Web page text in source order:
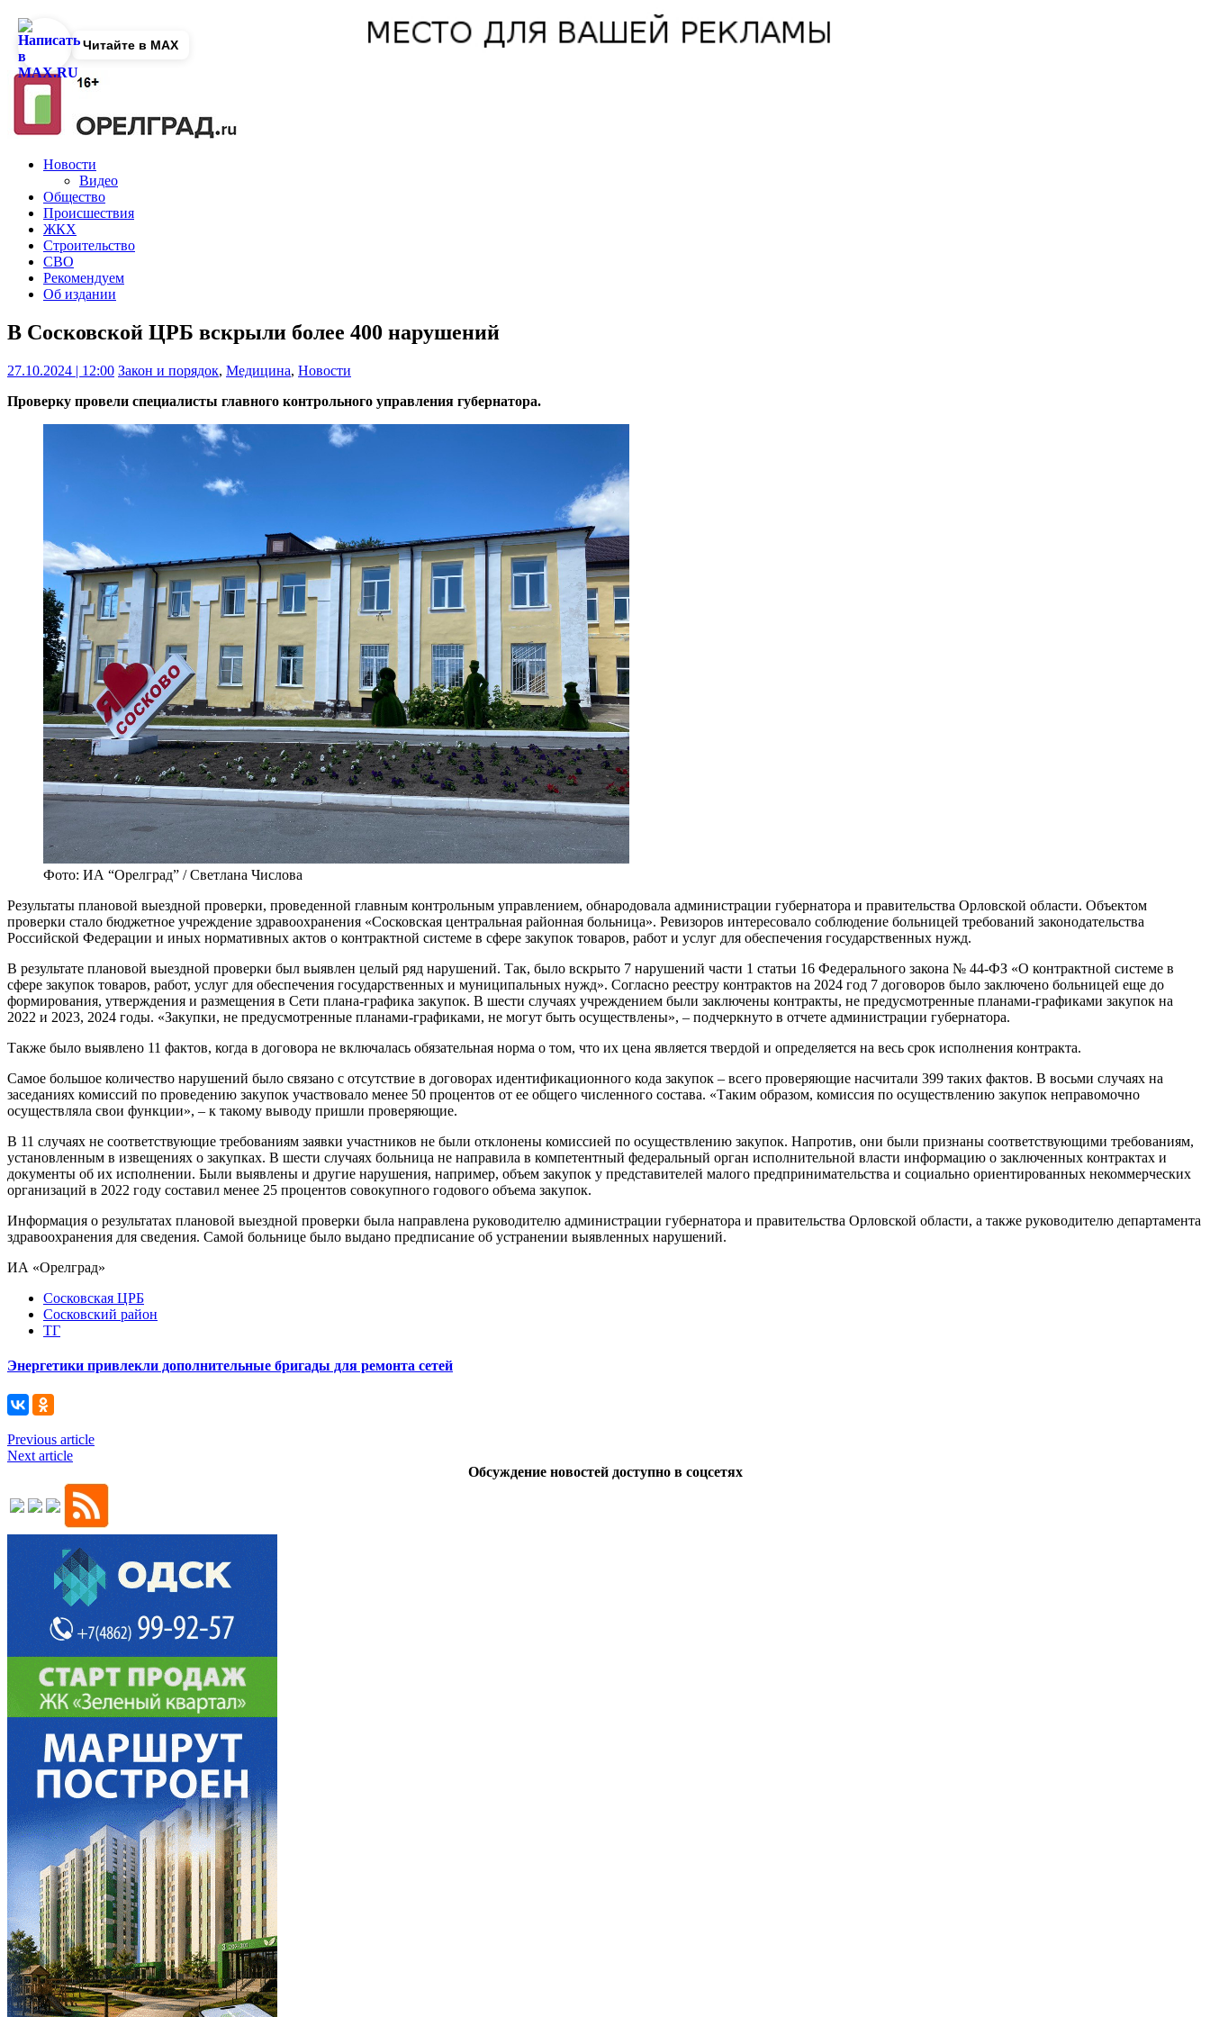
Новости
Видео
Общество
Происшествия
ЖКХ
Строительство
СВО
Рекомендуем
Об издании
В Сосковской ЦРБ вскрыли более 400 нарушений
27.10.2024 | 12:00 Закон и порядок, Медицина, Новости
Проверку провели специалисты главного контрольного управления губернатора.
Фото: ИА “Орелград” / Светлана Числова
Результаты плановой выездной проверки, проведенной главным контрольным управлением, обнародовала администрации губернатора и правительства Орловской области. Объектом
проверки стало бюджетное учреждение здравоохранения «Сосковская центральная районная больница». Ревизоров интересовало соблюдение больницей требований законодательства
Российской Федерации и иных нормативных актов о контрактной системе в сфере закупок товаров, работ и услуг для обеспечения государственных нужд.
В результате плановой выездной проверки был выявлен целый ряд нарушений. Так, было вскрыто 7 нарушений части 1 статьи 16 Федерального закона № 44-ФЗ «О контрактной системе в
сфере закупок товаров, работ, услуг для обеспечения государственных и муниципальных нужд». Согласно реестру контрактов на 2024 год 7 договоров было заключено больницей еще до
формирования, утверждения и размещения в Сети плана-графика закупок. В шести случаях учреждением были заключены контракты, не предусмотренные планами-графиками закупок на
2022 и 2023, 2024 годы. «Закупки, не предусмотренные планами-графиками, не могут быть осуществлены», – подчеркнуто в отчете администрации губернатора.
Также было выявлено 11 фактов, когда в договора не включалась обязательная норма о том, что их цена является твердой и определяется на весь срок исполнения контракта.
Самое большое количество нарушений было связано с отсутствие в договорах идентификационного кода закупок – всего проверяющие насчитали 399 таких фактов. В восьми случаях на
заседаниях комиссий по проведению закупок участвовало менее 50 процентов от ее общего численного состава. «Таким образом, комиссия по осуществлению закупок неправомочно
осуществляла свои функции», – к такому выводу пришли проверяющие.
В 11 случаях не соответствующие требованиям заявки участников не были отклонены комиссией по осуществлению закупок. Напротив, они были признаны соответствующими требованиям,
установленным в извещениях о закупках. В шести случаях больница не направила в компетентный федеральный орган исполнительной власти информацию о заключенных контрактах и
документы об их исполнении. Были выявлены и другие нарушения, например, объем закупок у представителей малого предпринимательства и социально ориентированных некоммерческих
организаций в 2022 году составил менее 25 процентов совокупного годового объема закупок.
Информация о результатах плановой выездной проверки была направлена руководителю администрации губернатора и правительства Орловской области, а также руководителю департамента
здравоохранения для сведения. Самой больнице было выдано предписание об устранении выявленных нарушений.
ИА «Орелград»
Сосковская ЦРБ
Сосковский район
ТГ
Энергетики привлекли дополнительные бригады для ремонта сетей
Previous article
Next article
Обсуждение новостей доступно в соцсетях
Читайте в MAX